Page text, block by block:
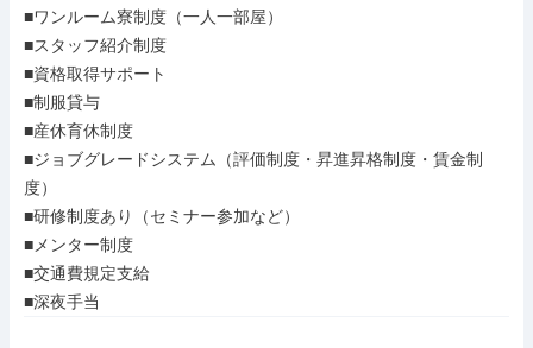
■ワンルーム寮制度（一人一部屋）
■スタッフ紹介制度
■資格取得サポート
■制服貸与
■産休育休制度
■ジョブグレードシステム（評価制度・昇進昇格制度・賃金制
度）
■研修制度あり（セミナー参加など）
■メンター制度
■交通費規定支給
■深夜手当